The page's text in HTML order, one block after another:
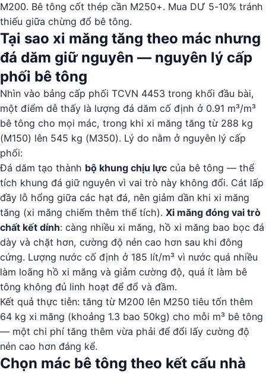
M200. Bê tông cốt thép cần M250+. Mua DƯ 5-10% tránh
thiếu giữa chừng đổ bê tông.
Tại sao xi măng tăng theo mác nhưng
đá dăm giữ nguyên — nguyên lý cấp
phối bê tông
Nhìn vào bảng cấp phối TCVN 4453 trong khối đầu bài,
một điểm dễ thấy là lượng đá dăm cố định ở 0.91 m³/m³
bê tông cho mọi mác, trong khi xi măng tăng từ 288 kg
(M150) lên 545 kg (M350). Lý do nằm ở nguyên lý cấp
phối:
Đá dăm tạo thành bộ khung chịu lực của bê tông — thể
tích khung đá giữ nguyên vì vai trò này không đổi. Cát lấp
đầy lỗ hổng giữa các hạt đá, nên giảm dần khi xi măng
tăng (xi măng chiếm thêm thể tích). Xi măng đóng vai trò
chất kết dính: càng nhiều xi măng, hồ xi măng bao bọc đá
dày và chặt hơn, cường độ nén cao hơn sau khi đông
cứng. Lượng nước cố định ở 185 lít/m³ vì nước quá nhiều
làm loãng hồ xi măng và giảm cường độ, quá ít làm bê
tông không đủ linh hoạt để đổ và đầm.
Kết quả thực tiễn: tăng từ M200 lên M250 tiêu tốn thêm
64 kg xi măng (khoảng 1.3 bao 50kg) cho mỗi m³ bê tông
— một chi phí tăng thêm vừa phải để đổi lấy cường độ
nén cao hơn đáng kể.
Chọn mác bê tông theo kết cấu nhà